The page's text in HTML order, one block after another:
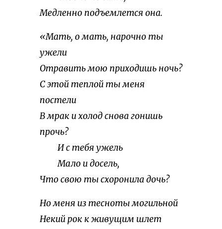
Медленно подъемлется она.
«Мать, о мать, нарочно ты
ужели
Отравить мою приходишь ночь?
С этой теплой ты меня
постели
В мрак и холод снова гонишь
прочь?
И с тебя ужель
Мало и досель,
Что свою ты схоронила дочь?
Но меня из тесноты могильной
Некий рок к живущим шлет